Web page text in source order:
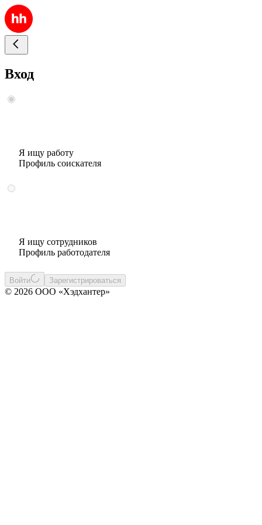
Вход
Я ищу работу
Профиль соискателя
Я ищу сотрудников
Профиль работодателя
Войти Зарегистрироваться
© 2026 ООО «Хэдхантер»